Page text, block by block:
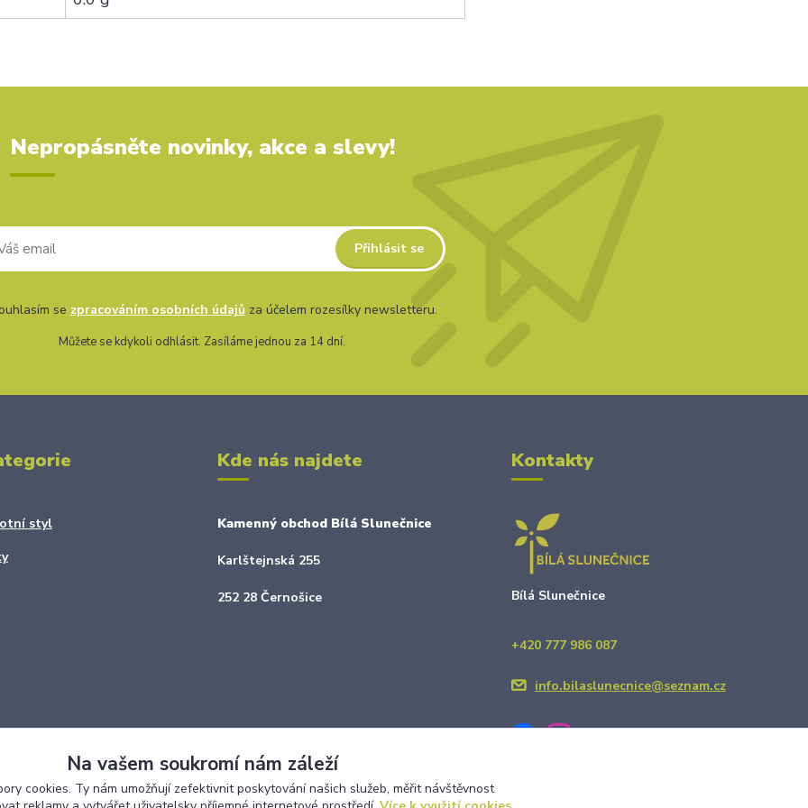
Nepropásněte novinky, akce a slevy!
Přihlásit se
se zpracováním osobních údajůza účelem rozesílky newsletteru.
Můžete se kdykoli odhlásit. Zasíláme jednou za 14 dní.
styl
Kde nás najdete
Kamenný obchod Bílá Slunečnice
Karlštejnská 255
252 28 Černošice
Kontakty
Bílá Slunečnice
+420 777 986 087
info.bilaslunecnice@seznam.cz
Na vašem soukromí nám záleží
cookies. Ty nám umožňují zefektivnit poskytování našich služeb, měřit návštěvnost